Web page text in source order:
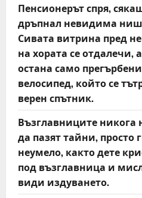
Пенсионерът спря,
дръпнал невидима
Сивата витрина пред
на хората се отдалечи,
остана само
велосипед, който се
верен спътник.
Възглавниците никога
да пазят тайни, просто
неумело, както дете
под възглавница и
види издуването.